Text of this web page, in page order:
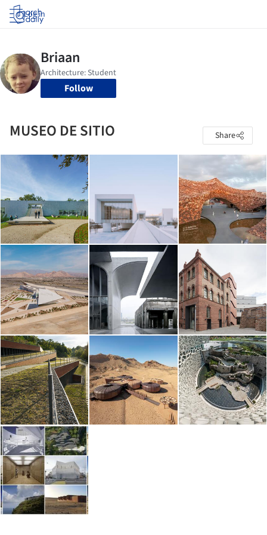
Log in
Follow
MUSEO DE SITIO Share